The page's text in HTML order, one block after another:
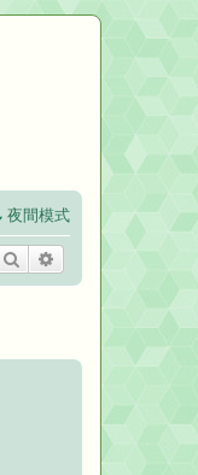
夜間模式
搜尋